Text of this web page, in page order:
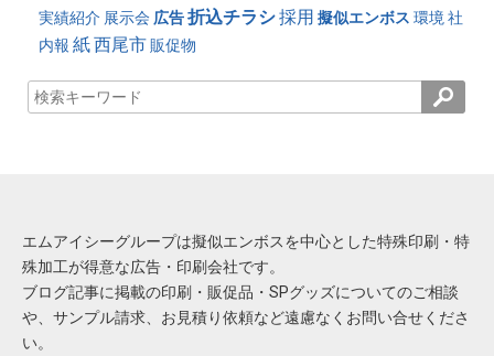
実績紹介 展示会 広告折込チラシ採用 擬似エンボス 環境 社
内報 紙西尾市販促物
エムアイシーグループは擬似エンボスを中心とした特殊印刷・特
殊加工が得意な広告・印刷会社です。
ブログ記事に掲載の印刷・販促品・SPグッズについてのご相談
や、サンプル請求、お見積り依頼など遠慮なくお問い合せくださ
い。